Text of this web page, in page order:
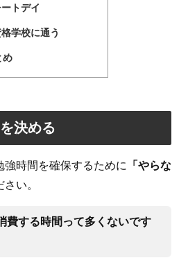
トデイ
学校に通う
め
決める
強時間を確保するために
「やらな
い。
費する時間って多くないです